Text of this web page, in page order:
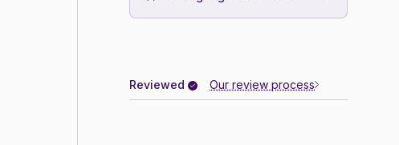
Reviewed Our review process